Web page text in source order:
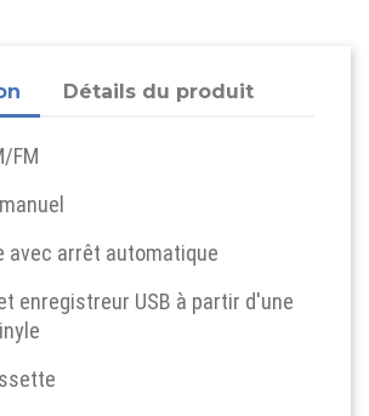
Détails du produit
FM
avec arrêt automatique
enregistreur USB à partir d'une